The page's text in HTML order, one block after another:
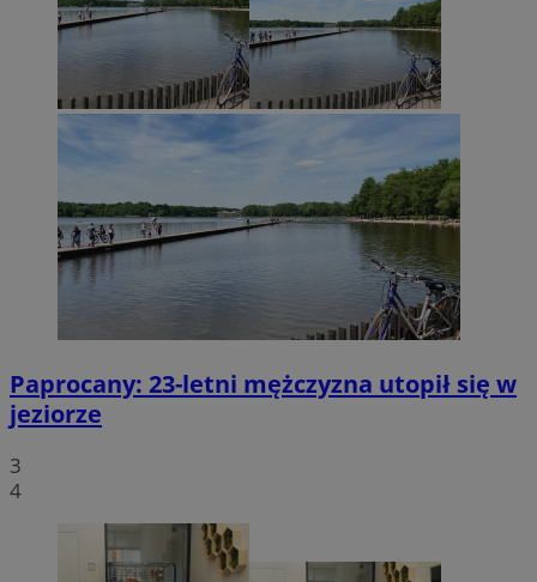
Paprocany: 23-letni mężczyzna utopił się w
jeziorze
3
4